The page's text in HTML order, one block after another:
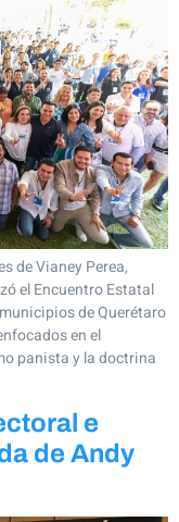
de Vianey Perea,
el Encuentro Estatal
de Querétaro
en el
panista y la doctrina
e
de Andy